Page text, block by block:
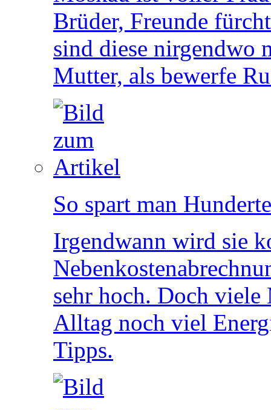
Brüder, Freunde
sind diese nirgendwo
Mutter, als bewerfe
So spart man
Irgendwann wird sie
sehr hoch. Doch
Alltag noch viel
Tipps.